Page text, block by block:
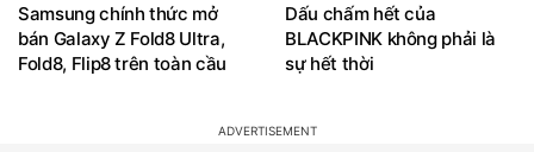
Samsung chính thức mở
bán Galaxy Z Fold8 Ultra,
Fold8, Flip8 trên toàn cầu
Dấu chấm hết của
BLACKPINK không phải là
sự hết thời